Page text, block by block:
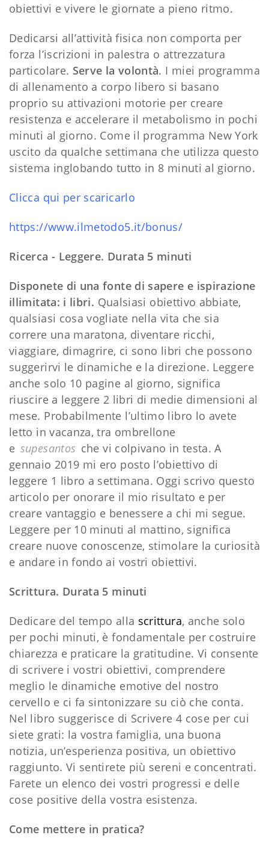
obiettivi e vivere le giornate a pieno ritmo.
Dedicarsi all’attività fisica non comporta per
forza l’iscrizioni in palestra o attrezzatura
particolare. Serve la volontà. I miei programma
di allenamento a corpo libero si basano
proprio su attivazioni motorie per creare
resistenza e accelerare il metabolismo in pochi
minuti al giorno. Come il programma New York
uscito da qualche settimana che utilizza questo
sistema inglobando tutto in 8 minuti al giorno.
Clicca qui per scaricarlo
https://www.ilmetodo5.it/bonus/
Ricerca - Leggere. Durata 5 minuti
Disponete di una fonte di sapere e ispirazione
illimitata: i libri. Qualsiasi obiettivo abbiate,
qualsiasi cosa vogliate nella vita che sia
correre una maratona, diventare ricchi,
viaggiare, dimagrire, ci sono libri che possono
suggerirvi le dinamiche e la direzione. Leggere
anche solo 10 pagine al giorno, significa
riuscire a leggere 2 libri di medie dimensioni al
mese. Probabilmente l’ultimo libro lo avete
letto in vacanza, tra ombrellone
e supesantos che vi colpivano in testa. A
gennaio 2019 mi ero posto l’obiettivo di
leggere 1 libro a settimana. Oggi scrivo questo
articolo per onorare il mio risultato e per
creare vantaggio e benessere a chi mi segue.
Leggere per 10 minuti al mattino, significa
creare nuove conoscenze, stimolare la curiosità
e andare in fondo ai vostri obiettivi.
Scrittura. Durata 5 minuti
Dedicare del tempo alla scrittura, anche solo
per pochi minuti, è fondamentale per costruire
chiarezza e praticare la gratitudine. Vi consente
di scrivere i vostri obiettivi, comprendere
meglio le dinamiche emotive del nostro
cervello e ci fa sintonizzare su ciò che conta.
Nel libro suggerisce di Scrivere 4 cose per cui
siete grati: la vostra famiglia, una buona
notizia, un’esperienza positiva, un obiettivo
raggiunto. Vi sentirete più sereni e concentrati.
Farete un elenco dei vostri progressi e delle
cose positive della vostra esistenza.
Come mettere in pratica?